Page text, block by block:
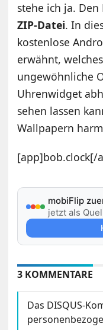
stehe ich ja.
ZIP-Datei. In
kostenlose
erwähnt,
ungewöhnliche
Uhrenwidget
sehen lassen
Wallpapern
[app]bob.clock[/
mobiFlip
jetzt als
3 KOMMENTARE
Das DISQUS-